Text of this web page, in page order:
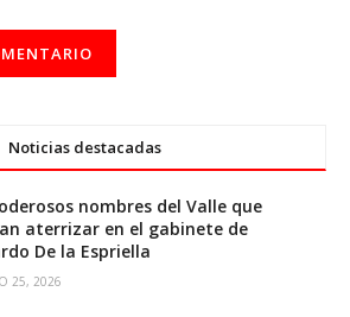
Noticias destacadas
nombres del Valle que
aterrizar en el gabinete de
De la Espriella
25, 2026